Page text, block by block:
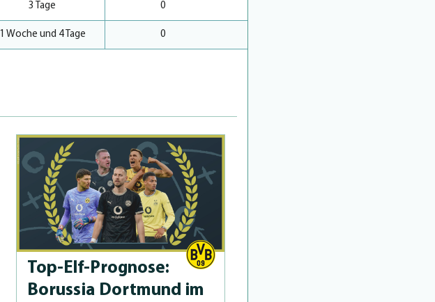
3 Tage 0
1 Woche und 4 Tage 0
Top-Elf-Prog­no­se:
Borussia Dortmund im